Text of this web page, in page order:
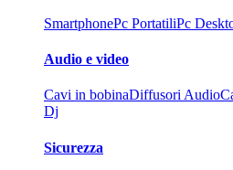
SmartphonePc PortatiliPc
Audio e video
Cavi in bobinaDiffusori Audio
Dj
Sicurezza